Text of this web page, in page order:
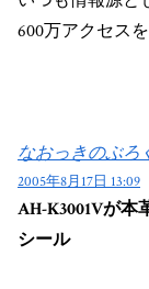
600万アクセス
なおっきのぶろ
2005年8月17日 13:09
AH-K3001Vが本
シール